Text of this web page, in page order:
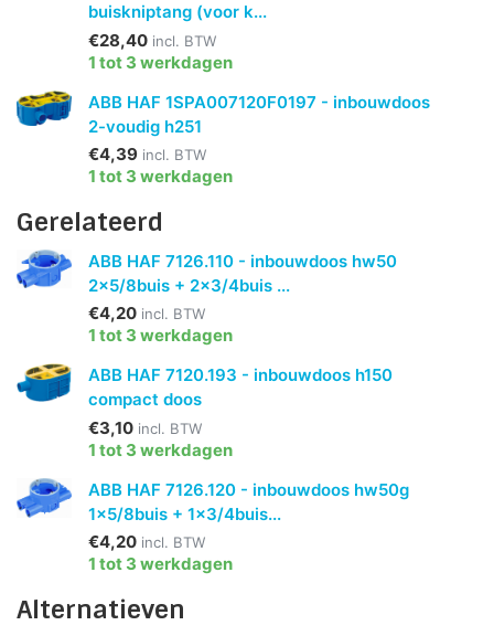
buiskniptang (voor k...
€28,40 incl. BTW
1 tot 3 werkdagen
ABB HAF 1SPA007120F0197 - inbouwdoos
2-voudig h251
€4,39 incl. BTW
1 tot 3 werkdagen
Gerelateerd
ABB HAF 7126.110 - inbouwdoos hw50
2x5/8buis + 2x3/4buis ...
€4,20 incl. BTW
1 tot 3 werkdagen
ABB HAF 7120.193 - inbouwdoos h150
compact doos
€3,10 incl. BTW
1 tot 3 werkdagen
ABB HAF 7126.120 - inbouwdoos hw50g
1x5/8buis + 1x3/4buis...
€4,20 incl. BTW
1 tot 3 werkdagen
Alternatieven